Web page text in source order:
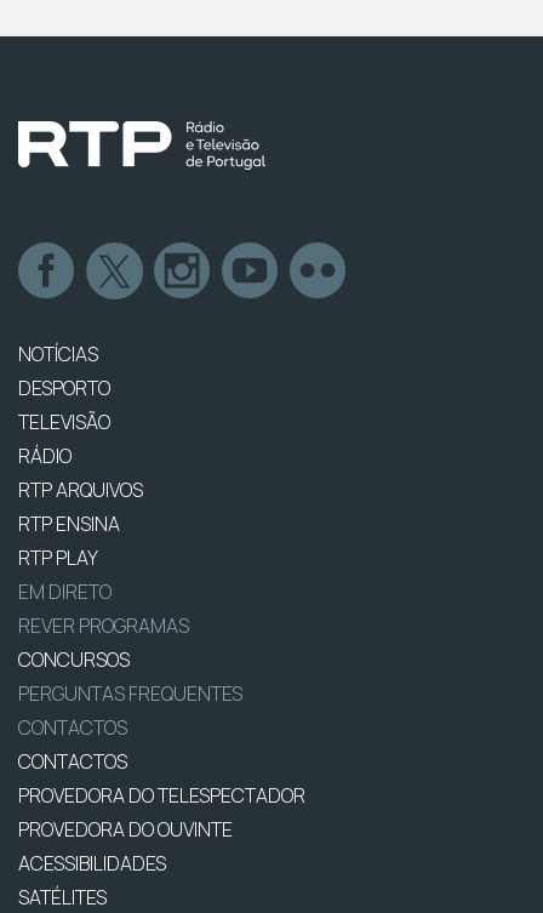
NOTÍCIAS
DESPORTO
TELEVISÃO
RÁDIO
RTP ARQUIVOS
RTP ENSINA
RTP PLAY
EM DIRETO
REVER PROGRAMAS
CONCURSOS
PERGUNTAS FREQUENTES
CONTACTOS
CONTACTOS
PROVEDORA DO TELESPECTADOR
PROVEDORA DO OUVINTE
ACESSIBILIDADES
SATÉLITES